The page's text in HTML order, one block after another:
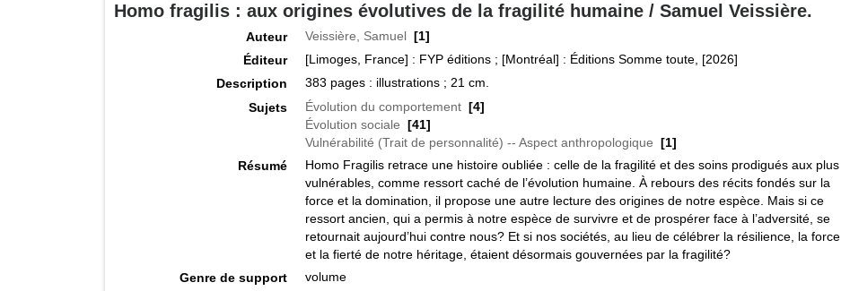
Homo fragilis : aux origines évolutives de la fragilité humaine / Samuel Veissière.
Auteur Veissière, Samuel [1]
Éditeur
[Limoges, France] : FYP éditions ; [Montréal] : Éditions Somme toute, [2026]
Description
383 pages : illustrations ; 21 cm.
Sujets
Évolution du comportement [4]
Évolution sociale [41]
Vulnérabilité (Trait de personnalité) -- Aspect anthropologique [1]
Résumé
Homo Fragilis retrace une histoire oubliée : celle de la fragilité et des soins prodigués aux plus
vulnérables, comme ressort caché de l’évolution humaine. À rebours des récits fondés sur la
force et la domination, il propose une autre lecture des origines de notre espèce. Mais si ce
ressort ancien, qui a permis à notre espèce de survivre et de prospérer face à l’adversité, se
retournait aujourd’hui contre nous? Et si nos sociétés, au lieu de célébrer la résilience, la force
et la fierté de notre héritage, étaient désormais gouvernées par la fragilité?
Genre de support
volume